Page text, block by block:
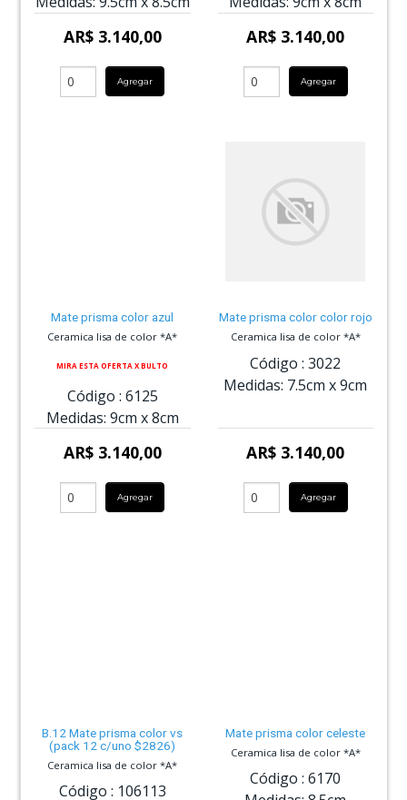
AR$ 3.140,00
Agregar
AR$ 3.140,00
Agregar
Mate prisma color azul
Ceramica lisa de color *A*
MIRA ESTA OFERTA X BULTO
Código : 6125
Medidas: 9cm x8cm
AR$ 3.140,00
Agregar
Mate prisma color color rojo
Ceramica lisa de color *A*
Código : 3022
Medidas: 7.5cm x9cm
AR$ 3.140,00
Agregar
B.12 Mate prisma color vs
(pack 12 c/uno $2826)
Ceramica lisa de color *A*
Código : 106113
Mate prisma color celeste
Ceramica lisa de color *A*
Código : 6170